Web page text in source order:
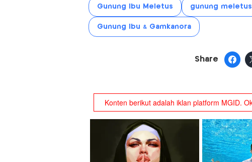
Gunung Ibu Meletus gunung meletus
Gunung Ibu & Gamkanora
Share